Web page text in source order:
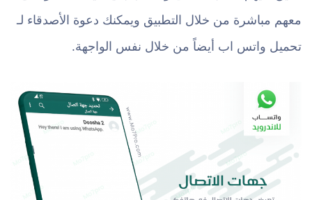
معهم مباشرة من خلال التطبيق ويمكنك دعوة الأصدقاء لـ
تحميل واتس اب أيضاً من خلال نفس الواجهة.